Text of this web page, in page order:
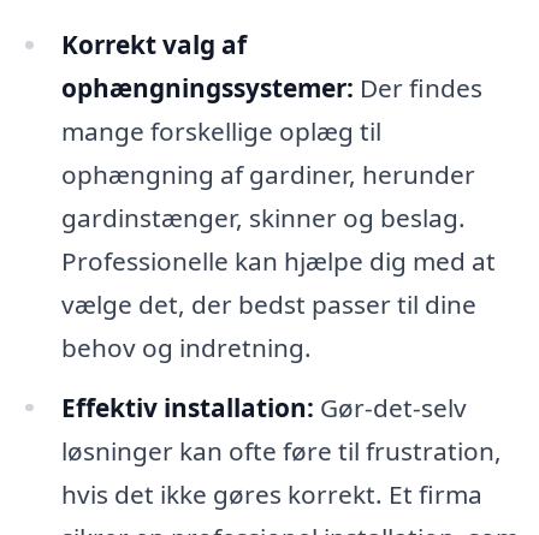
Korrekt valg af
ophængningssystemer: Der findes
mange forskellige oplæg til
ophængning af gardiner, herunder
gardinstænger, skinner og beslag.
Professionelle kan hjælpe dig med at
vælge det, der bedst passer til dine
behov og indretning.
Effektiv installation: Gør-det-selv
løsninger kan ofte føre til frustration,
hvis det ikke gøres korrekt. Et firma